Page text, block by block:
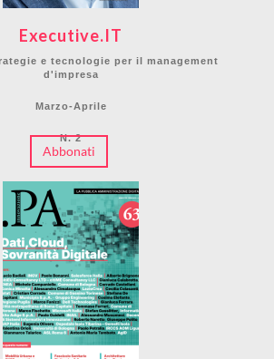
Executive.IT
e tecnologie per il management
d'impresa
Marzo-Aprile
N. 2
Abbonati